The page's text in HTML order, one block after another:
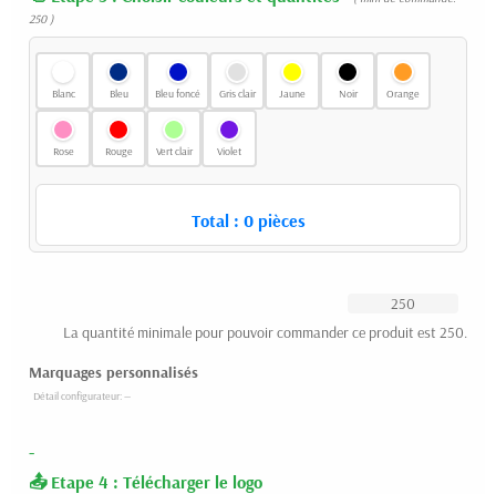
250 )
Blanc Bleu Bleu foncé Gris clair Jaune Noir Orange
Rose Rouge Vert clair Violet
Total : 0pièces
La quantité minimale pour pouvoir commander ce produit est 250.
Marquages personnalisés
-
Etape 4 : Télécharger le logo